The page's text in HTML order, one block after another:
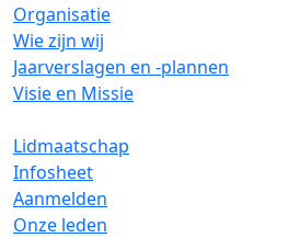
Organisatie
Wie zijn wij
Jaarverslagen en -plannen
Visie en Missie
Lidmaatschap
Infosheet
Aanmelden
Onze leden